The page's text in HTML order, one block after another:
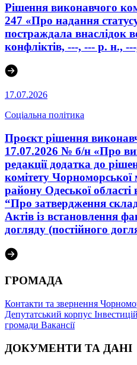
Рішення виконавчого
247 «Про надання
постраждала внаслідок
конфліктів, ---, --- р. н.,
17.07.2026
Соціальна політика
Проєкт рішення
17.07.2026 № б/н «Про
редакції додатка до
комітету Чорноморської
району Одеської
“Про затвердження
Актів із встановлення
догляду (постійного
ГРОМАДА
Контакти та звернення
Депутатський корпус
громади Вакансії
ДОКУМЕНТИ ТА ДАНІ